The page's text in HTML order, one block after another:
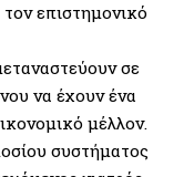
τον επιστημονικό
σε
να έχουν ένα
μέλλον.
συστήματος